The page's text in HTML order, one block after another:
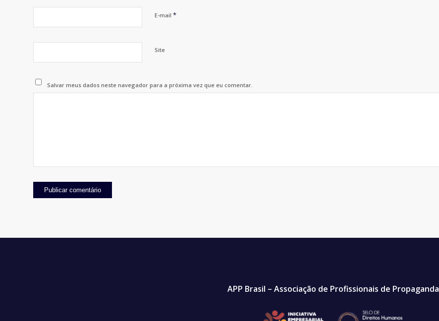
E-mail *
Site
Salvar meus dados neste navegador para a próxima vez que eu comentar.
APP Brasil – Associação de Profissionais de Propaganda